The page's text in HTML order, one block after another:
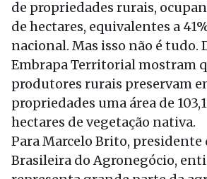
de propriedades rurais,
de hectares, equivalentes a
nacional. Mas isso não é tudo.
Embrapa Territorial mostram
produtores rurais preservam
propriedades uma área de
hectares de vegetação nativa.
Para Marcelo Brito, presidente
Brasileira do Agronegócio,